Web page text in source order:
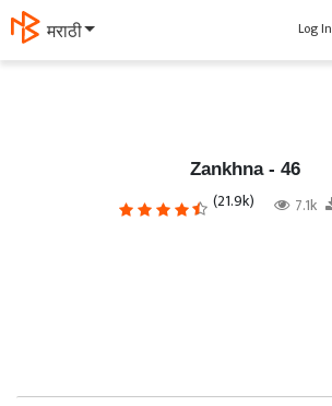
मराठी Log In
Zankhna - 46
(21.9k) 7.1k